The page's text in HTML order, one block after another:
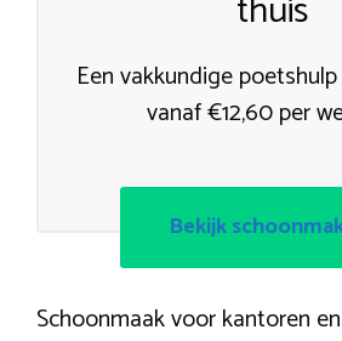
Een vakkundige
vanaf €12,60 per
Bekijk
Schoonmaak voor kantoren